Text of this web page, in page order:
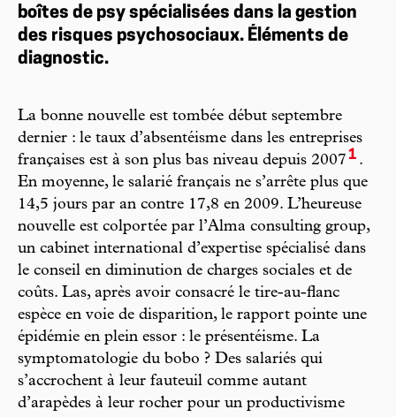
boîtes de psy spécialisées dans la gestion
des risques psychosociaux. Éléments de
diagnostic.
La bonne nouvelle est tombée début septembre
dernier : le taux d’absentéisme dans les entreprises
françaises est à son plus bas niveau depuis 2007 1 .
En moyenne, le salarié français ne s’arrête plus que
14,5 jours par an contre 17,8 en 2009. L’heureuse
nouvelle est colportée par l’Alma consulting group,
un cabinet international d’expertise spécialisé dans
le conseil en diminution de charges sociales et de
coûts. Las, après avoir consacré le tire-au-flanc
espèce en voie de disparition, le rapport pointe une
épidémie en plein essor : le présentéisme. La
symptomatologie du bobo ? Des salariés qui
s’accrochent à leur fauteuil comme autant
d’arapèdes à leur rocher pour un productivisme